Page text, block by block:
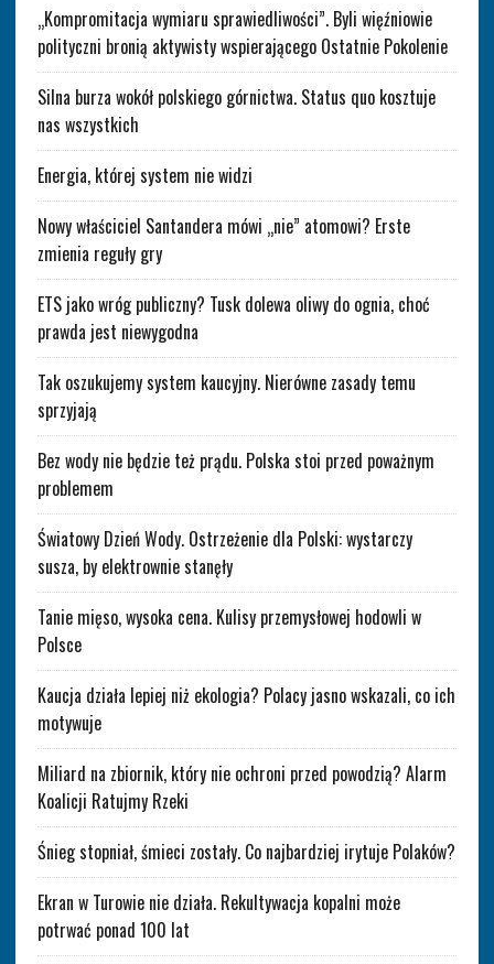
„Kompromitacja wymiaru sprawiedliwości”. Byli więźniowie
polityczni bronią aktywisty wspierającego Ostatnie Pokolenie
Silna burza wokół polskiego górnictwa. Status quo kosztuje
nas wszystkich
Energia, której system nie widzi
Nowy właściciel Santandera mówi „nie” atomowi? Erste
zmienia reguły gry
ETS jako wróg publiczny? Tusk dolewa oliwy do ognia, choć
prawda jest niewygodna
Tak oszukujemy system kaucyjny. Nierówne zasady temu
sprzyjają
Bez wody nie będzie też prądu. Polska stoi przed poważnym
problemem
Światowy Dzień Wody. Ostrzeżenie dla Polski: wystarczy
susza, by elektrownie stanęły
Tanie mięso, wysoka cena. Kulisy przemysłowej hodowli w
Polsce
Kaucja działa lepiej niż ekologia? Polacy jasno wskazali, co ich
motywuje
Miliard na zbiornik, który nie ochroni przed powodzią? Alarm
Koalicji Ratujmy Rzeki
Śnieg stopniał, śmieci zostały. Co najbardziej irytuje Polaków?
Ekran w Turowie nie działa. Rekultywacja kopalni może
potrwać ponad 100 lat